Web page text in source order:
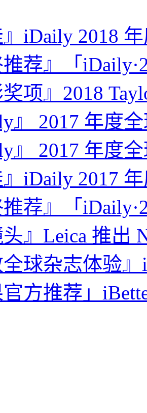
』iDaily 2018
推荐』「
奖项』2018
』 2017 年度
』 2017 年度
』iDaily 2017
推荐』「
头』Leica 推出
全球杂志体验
官方推荐」